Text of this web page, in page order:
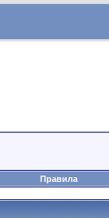
Правила